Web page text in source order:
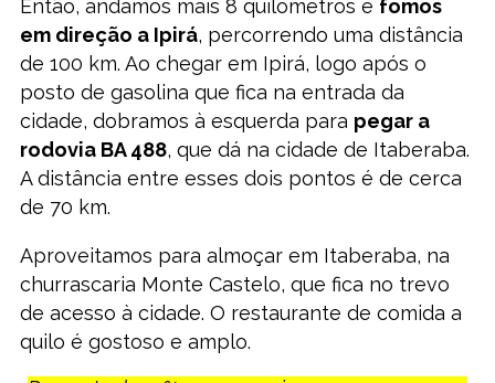
Então, andamos mais 8 quilômetros e fomos
em direção a Ipirá, percorrendo uma distância
de 100 km. Ao chegar em Ipirá, logo após o
posto de gasolina que fica na entrada da
cidade, dobramos à esquerda para pegar a
rodovia BA 488, que dá na cidade de Itaberaba.
A distância entre esses dois pontos é de cerca
de 70 km.
Aproveitamos para almoçar em Itaberaba, na
churrascaria Monte Castelo, que fica no trevo
de acesso à cidade. O restaurante de comida a
quilo é gostoso e amplo.